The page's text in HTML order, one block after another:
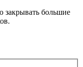
закрывать большие